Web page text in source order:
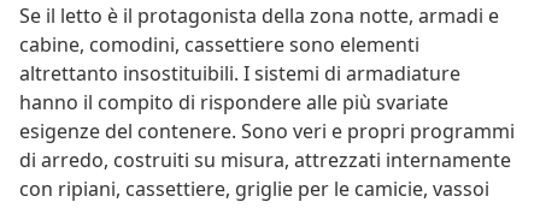
Se il letto è il protagonista della zona notte, armadi e
cabine, comodini, cassettiere sono elementi
altrettanto insostituibili. I sistemi di armadiature
hanno il compito di rispondere alle più svariate
esigenze del contenere. Sono veri e propri programmi
di arredo, costruiti su misura, attrezzati internamente
con ripiani, cassettiere, griglie per le camicie, vassoi